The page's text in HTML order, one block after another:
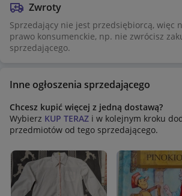
Zwroty
Sprzedający nie jest przedsiębiorcą, więc
prawo konsumenckie, np. nie zwrócisz
sprzedającego.
Inne ogłoszenia sprzedającego
Chcesz kupić więcej z jedną dostawą?
Wybierz KUP TERAZ i w kolejnym kroku
przedmiotów od tego sprzedającego.